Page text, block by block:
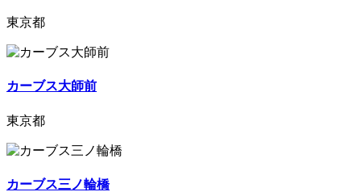
東京都
カーブス大師前
東京都
カーブス三ノ輪橋